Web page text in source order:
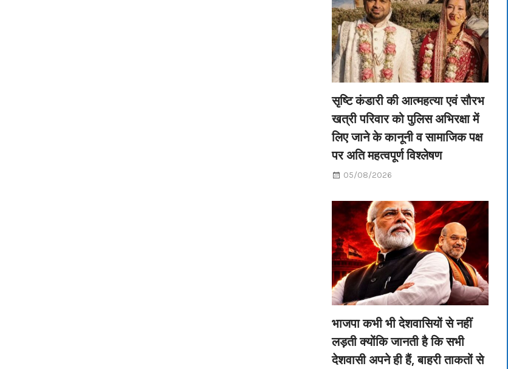
सृष्टि कंडारी की आत्महत्या एवं सौरभ
खत्री परिवार को पुलिस अभिरक्षा में
लिए जाने के कानूनी व सामाजिक पक्ष
पर अति महत्वपूर्ण विश्लेषण
05/08/2026
भाजपा कभी भी देशवासियों से नहीं
लड़ती क्योंकि जानती है कि सभी
देशवासी अपने ही हैं, बाहरी ताकतों से